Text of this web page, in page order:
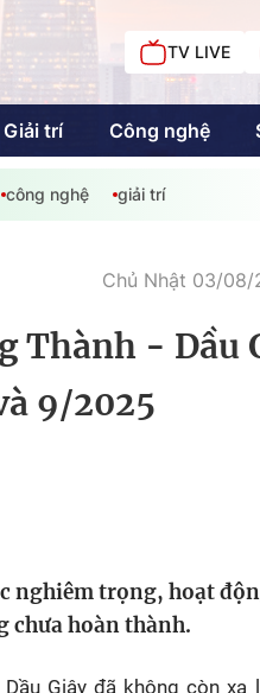
TV LIVE
trí Công nghệ
Kinh tế
Made By Vietnam
Ngày hội HTV
Innovation Fest
công nghệ giải trí
Chủ Nhật 03/08/
Thành - Dầu
9/2025
nghiêm trọng, hoạt
chưa hoàn thành.
Giây đã không còn xa